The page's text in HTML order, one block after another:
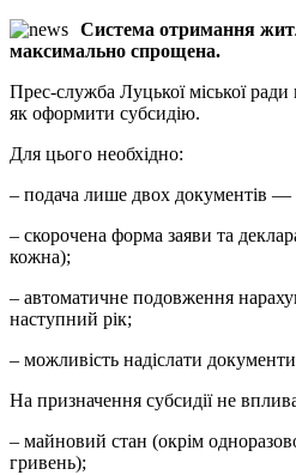
Система отримання
максимально спрощена.
Прес-служба Луцької міської ради
як оформити субсидію.
Для цього необхідно:
– подача лише двох документів —
– скорочена форма заяви та
кожна);
– автоматичне подовження
наступний рік;
– можливість надіслати
На призначення субсидії не
– майновий стан (окрім
гривень);